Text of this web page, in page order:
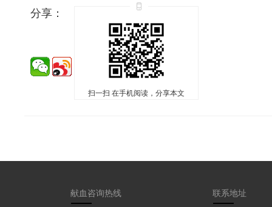
分享：
扫一扫 在手机阅读，分享本文
献血咨询热线 联系地址